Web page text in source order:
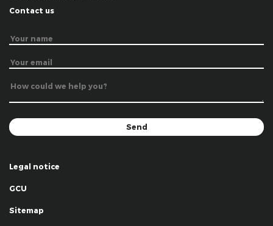
Contact us
Legal notice
GCU
Sitemap